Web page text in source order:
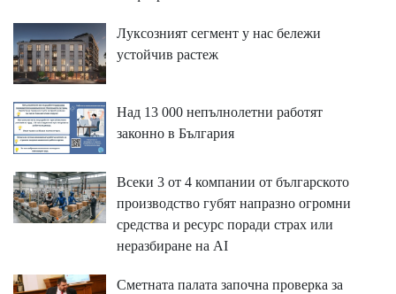
Луксозният сегмент у нас бележи
устойчив растеж
Над 13 000 непълнолетни работят
законно в България
Всеки 3 от 4 компании от българското
производство губят напразно огромни
средства и ресурс поради страх или
неразбиране на AI
Сметната палата започна проверка за